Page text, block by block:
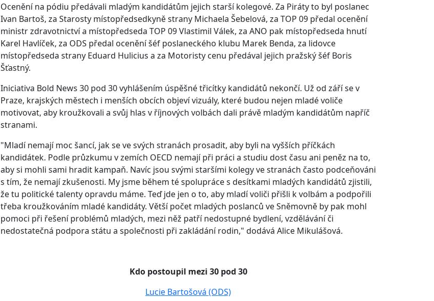
Ocenění na pódiu předávali mladým kandidátům jejich starší kolegové. Za Piráty to byl poslanec
Ivan Bartoš, za Starosty místopředsedkyně strany Michaela Šebelová, za TOP 09 předal ocenění
ministr zdravotnictví a místopředseda TOP 09 Vlastimil Válek, za ANO pak místopředseda hnutí
Karel Havlíček, za ODS předal ocenění šéf poslaneckého klubu Marek Benda, za lidovce
místopředseda strany Eduard Hulicius a za Motoristy cenu předával jejich pražský šéf Boris
Šťastný.
Iniciativa Bold News 30 pod 30 vyhlášením úspěšné třicítky kandidátů nekončí. Už od září se v
Praze, krajských městech i menších obcích objeví vizuály, které budou nejen mladé voliče
motivovat, aby kroužkovali a svůj hlas v říjnových volbách dali právě mladým kandidátům napříč
stranami.
"Mladí nemají moc šancí, jak se ve svých stranách prosadit, aby byli na vyšších příčkách
kandidátek. Podle průzkumu v zemích OECD nemají při práci a studiu dost času ani peněz na to,
aby si mohli sami hradit kampaň. Navíc jsou svými staršími kolegy ve stranách často podceňováni
s tím, že nemají zkušenosti. My jsme během té spolupráce s desítkami mladých kandidátů zjistili,
že tu politické talenty opravdu máme. Teď jde jen o to, aby mladí voliči přišli k volbám a podpořili
třeba kroužkováním mladé kandidáty. Větší počet mladých poslanců ve Sněmovně by pak mohl
pomoci při řešení problémů mladých, mezi něž patří nedostupné bydlení, vzdělávání či
nedostatečná podpora státu a společnosti při zakládání rodin," dodává Alice Mikulášová.
Kdo postoupil mezi 30 pod 30
Lucie Bartošová (ODS)